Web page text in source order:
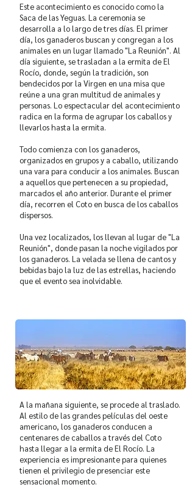
Este acontecimiento es conocido como la
Saca de las Yeguas. La ceremonia se
desarrolla a lo largo de tres días. El primer
día, los ganaderos buscan y congregan a los
animales en un lugar llamado "La Reunión". Al
día siguiente, se trasladan a la ermita de El
Rocío, donde, según la tradición, son
bendecidos por la Virgen en una misa que
reúne a una gran multitud de animales y
personas. Lo espectacular del acontecimiento
radica en la forma de agrupar los caballos y
llevarlos hasta la ermita.
Todo comienza con los ganaderos,
organizados en grupos y a caballo, utilizando
una vara para conducir a los animales. Buscan
a aquellos que pertenecen a su propiedad,
marcados el año anterior. Durante el primer
día, recorren el Coto en busca de los caballos
dispersos.
Una vez localizados, los llevan al lugar de "La
Reunión", donde pasan la noche vigilados por
los ganaderos. La velada se llena de cantos y
bebidas bajo la luz de las estrellas, haciendo
que el evento sea inolvidable.
A la mañana siguiente, se procede al traslado.
Al estilo de las grandes películas del oeste
americano, los ganaderos conducen a
centenares de caballos a través del Coto
hasta llegar a la ermita de El Rocío. La
experiencia es impresionante para quienes
tienen el privilegio de presenciar este
sensacional momento.